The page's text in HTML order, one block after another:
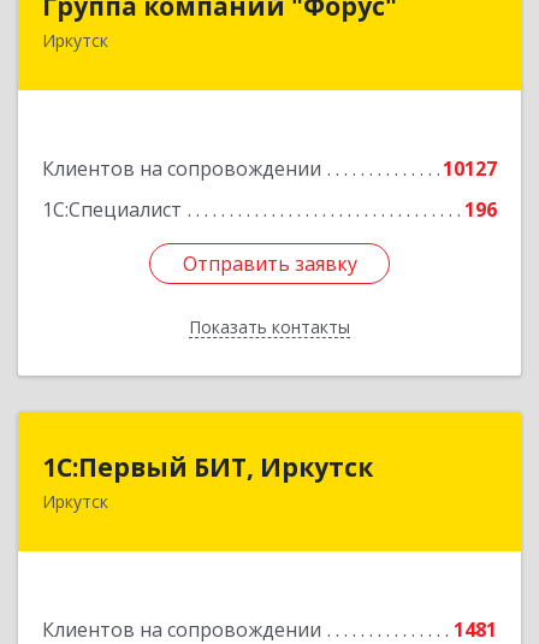
Иркутск
Клиентов на сопровождении
10127
1С:Специалист
196
Отправить заявку
Показать контакты
664007, Иркутская обл, Иркутск г, Ямская ул,
Отправить заявку
Назад
1С:Первый БИТ, Иркутск
Иркутск
Клиентов на сопровождении
1481
1С:Первый БИТ, Иркутск
664007, Иркутская обл, Иркутск г, Декабрьских